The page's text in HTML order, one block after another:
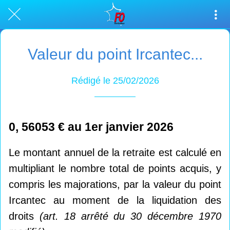
Valeur du point Ircantec...
Rédigé le 25/02/2026
0, 56053 € au 1er janvier 2026
Le montant annuel de la retraite est calculé en
multipliant le nombre total de points acquis, y
compris les majorations, par la valeur du point
Ircantec au moment de la liquidation des
droits (art. 18 arrêté du 30 décembre 1970